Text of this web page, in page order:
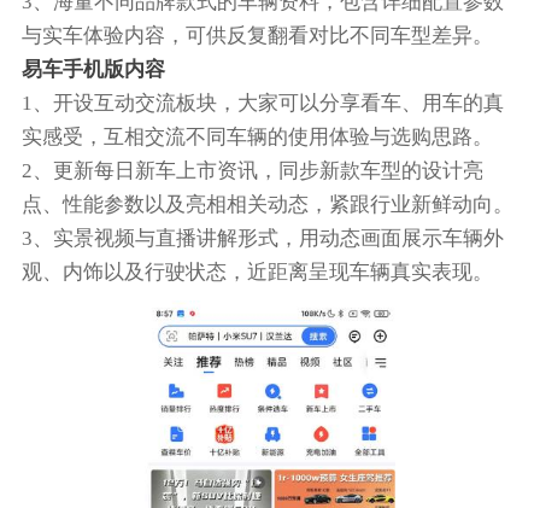
与实车体验内容，可供反复翻看对比不同车型差异。
易车手机版内容
1、开设互动交流板块，大家可以分享看车、用车的真
实感受，互相交流不同车辆的使用体验与选购思路。
2、更新每日新车上市资讯，同步新款车型的设计亮
点、性能参数以及亮相相关动态，紧跟行业新鲜动向。
3、实景视频与直播讲解形式，用动态画面展示车辆外
观、内饰以及行驶状态，近距离呈现车辆真实表现。